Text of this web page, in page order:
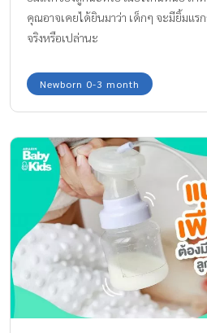
คุณอาจเคยได้ยินมาว่า เด็กๆ จะมียิ้มแร
จริงหรือเปล่านะ
Newborn 0-3 month